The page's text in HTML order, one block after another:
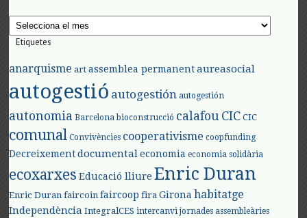
Arxius
Etiquetes
anarquisme art assemblea permanent aureasocial
autogestió autogestión autogestión
autonomia Barcelona bioconstrucció calafou CIC CIC
comunal Convivències cooperativisme coopfunding
Decreixement documental economia economia solidària
ecoxarxes Educació lliure Enric Duran
Enric Duran faircoin faircoop fira Girona habitatge
Independència IntegralCES intercanvi jornades assembleàries